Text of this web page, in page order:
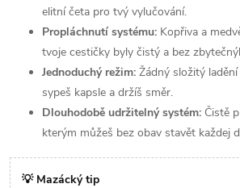
elitní četa pro tvý vylučování.
Propláchnutí systému: Kopřiva a
tvoje cestičky byly čistý a bez
Jednoduchý režim: Žádný složitý
sypeš kapsle a držíš směr.
Dlouhodobě udržitelný systém: Čistě
kterým můžeš bez obav stavět každej
💡 Mazácký tip